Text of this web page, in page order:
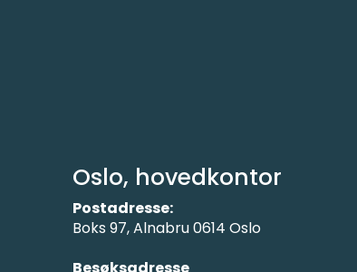
Oslo, hovedkontor
Postadresse:
Boks 97, Alnabru 0614 Oslo